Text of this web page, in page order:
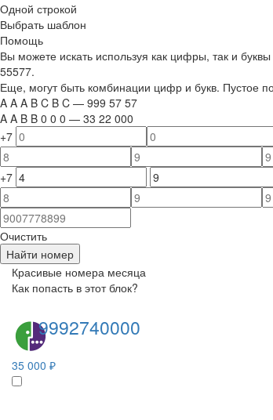
Одной строкой
Выбрать шаблон
Помощь
Вы можете искать используя как цифры, так и
55577.
Еще, могут быть комбинации цифр и букв. Пустое
A A A B C B C — 999 57 57
A A B B 0 0 0 — 33 22 000
+7
+7
Очистить
Найти номер
Красивые номера месяца
Как попасть в этот блок?
9992740000
35 000 ₽